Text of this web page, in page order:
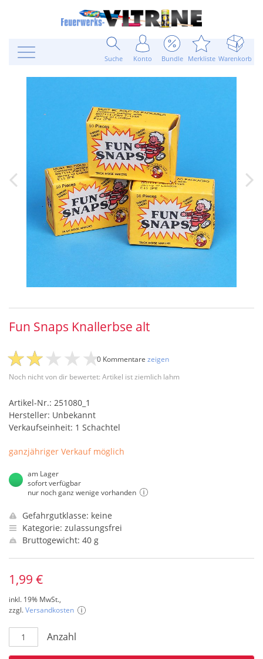
Suche Konto Bundle Merkliste Warenkorb
Fun Snaps Knallerbse alt
Noch nicht von dir bewertet: Artikel ist ziemlich lahm
0 Kommentare zeigen
Artikel-Nr.: 251080_1
Hersteller: Unbekannt
Verkaufseinheit: 1 Schachtel
ganzjähriger Verkauf möglich
am Lager
sofort verfügbar
nur noch ganz wenige vorhanden
Gefahrgutklasse: keine
Kategorie: zulassungsfrei
Bruttogewicht: 40 g
1,99 €
inkl. 19% MwSt.,
zzgl.Versandkosten
Anzahl